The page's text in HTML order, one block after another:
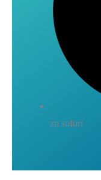
zu sofort